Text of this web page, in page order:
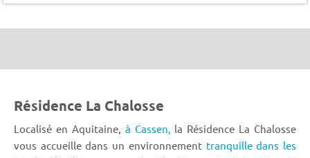
Résidence La Chalosse
Localisé en Aquitaine, à Cassen, la Résidence La Chalosse
vous accueille dans un environnement tranquille dans les